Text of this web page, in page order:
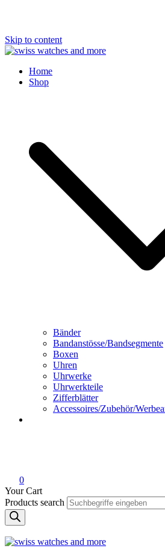
Skip to content
Swiss Watches and More
Home
Shop
Bänder
Bandanstösse/Bandsegmente
Boxen
Uhren
Uhrwerke
Uhrwerkteile
Zifferblätter
Accessoires/Zubehör/
0
Your Cart
Products search